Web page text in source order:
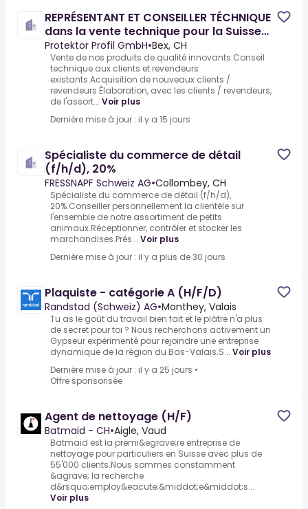
REPRÉSENTANT ET CONSEILLER TÉCHNIQUE
dans la vente technique pour la Suisse
romande (Région:
Protektor Profil GmbH•Bex, CH
Vente de nos produits de qualité innovants.Conseil
technique aux clients et revendeurs
existants.Acquisition de nouveaux clients /
revendeurs.Élaboration, avec les clients / revendeurs,
de l'assort... Voir plus
Dernière mise à jour : il y a 15 jours
Spécialiste du commerce de détail
(f/h/d), 20%
FRESSNAPF Schweiz AG•Collombey, CH
Spécialiste du commerce de détail (f/h/d),
20%.Conseiller personnellement la clientèle sur
l'ensemble de notre assortiment de petits
animaux.Réceptionner, contrôler et stocker les
marchandises.Prés... Voir plus
Dernière mise à jour : il y a plus de 30 jours
Plaquiste - catégorie A (H/F/D)
Randstad (Schweiz) AG•Monthey, Valais
Tu as le goût du travail bien fait et le plâtre n'a plus
de secret pour toi ? Nous recherchons activement un
Gypseur expérimenté pour rejoindre une entreprise
dynamique de la région du Bas-Valais.S... Voir plus
Dernière mise à jour : il y a 25 jours •
Offre sponsorisée
Agent de nettoyage (H/F)
Batmaid - CH•Aigle, Vaud
Batmaid est la premi&egrave;re entreprise de
nettoyage pour particuliers en Suisse avec plus de
55'000 clients.Nous sommes constamment
&agrave; la recherche
d&rsquo;employ&eacute;&middot;e&middot;s...
Voir plus